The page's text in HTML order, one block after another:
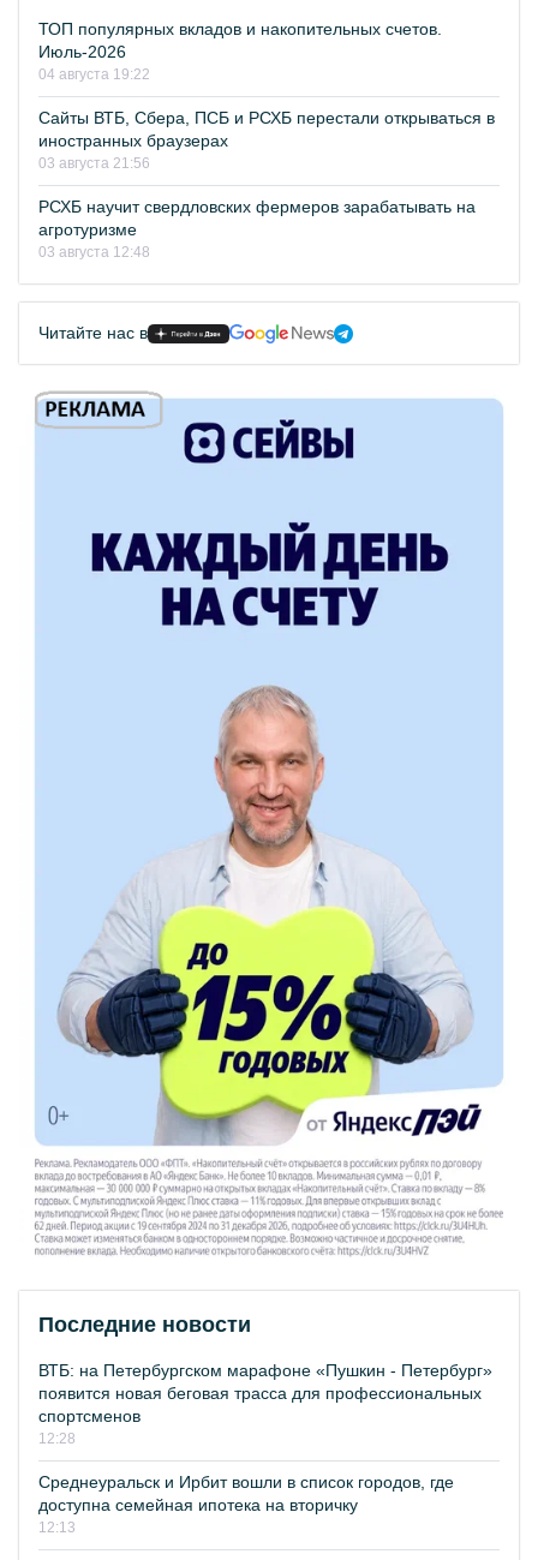
ТОП популярных вкладов и накопительных счетов.
Июль-2026
04 августа 19:22
Сайты ВТБ, Сбера, ПСБ и РСХБ перестали открываться в
иностранных браузерах
03 августа 21:56
РСХБ научит свердловских фермеров зарабатывать на
агротуризме
03 августа 12:48
Читайте нас в
Последние новости
ВТБ: на Петербургском марафоне «Пушкин - Петербург»
появится новая беговая трасса для профессиональных
спортсменов
12:28
Среднеуральск и Ирбит вошли в список городов, где
доступна семейная ипотека на вторичку
12:13